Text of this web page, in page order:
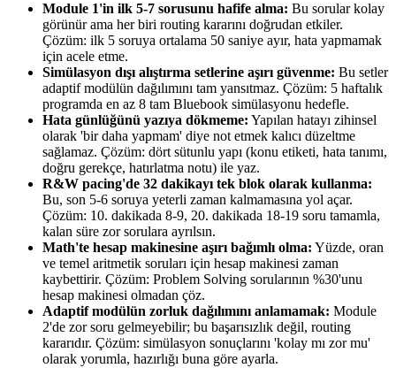
Module 1'in ilk 5-7 sorusunu hafife alma: Bu sorular kolay
görünür ama her biri routing kararını doğrudan etkiler.
Çözüm: ilk 5 soruya ortalama 50 saniye ayır, hata yapmamak
için acele etme.
Simülasyon dışı alıştırma setlerine aşırı güvenme: Bu setler
adaptif modülün dağılımını tam yansıtmaz. Çözüm: 5 haftalık
programda en az 8 tam Bluebook simülasyonu hedefle.
Hata günlüğünü yazıya dökmeme: Yapılan hatayı zihinsel
olarak 'bir daha yapmam' diye not etmek kalıcı düzeltme
sağlamaz. Çözüm: dört sütunlu yapı (konu etiketi, hata tanımı,
doğru gerekçe, hatırlatma notu) ile yaz.
R&W pacing'de 32 dakikayı tek blok olarak kullanma:
Bu, son 5-6 soruya yeterli zaman kalmamasına yol açar.
Çözüm: 10. dakikada 8-9, 20. dakikada 18-19 soru tamamla,
kalan süre zor sorulara ayrılsın.
Math'te hesap makinesine aşırı bağımlı olma: Yüzde, oran
ve temel aritmetik soruları için hesap makinesi zaman
kaybettirir. Çözüm: Problem Solving sorularının %30'unu
hesap makinesi olmadan çöz.
Adaptif modülün zorluk dağılımını anlamamak: Module
2'de zor soru gelmeyebilir; bu başarısızlık değil, routing
kararıdır. Çözüm: simülasyon sonuçlarını 'kolay mı zor mu'
olarak yorumla, hazırlığı buna göre ayarla.